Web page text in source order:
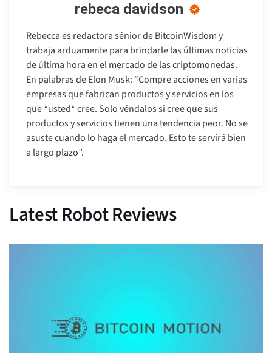
rebeca davidson
Rebecca es redactora sénior de BitcoinWisdom y
trabaja arduamente para brindarle las últimas noticias
de última hora en el mercado de las criptomonedas.
En palabras de Elon Musk: “Compre acciones en varias
empresas que fabrican productos y servicios en los
que *usted* cree. Solo véndalos si cree que sus
productos y servicios tienen una tendencia peor. No se
asuste cuando lo haga el mercado. Esto te servirá bien
a largo plazo”.
Latest Robot Reviews